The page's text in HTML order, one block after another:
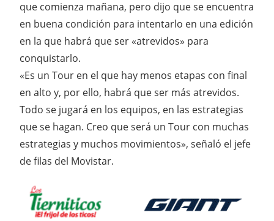
que comienza mañana, pero dijo que se encuentra
en buena condición para intentarlo en una edición
en la que habrá que ser «atrevidos» para
conquistarlo.
«Es un Tour en el que hay menos etapas con final
en alto y, por ello, habrá que ser más atrevidos.
Todo se jugará en los equipos, en las estrategias
que se hagan. Creo que será un Tour con muchas
estrategias y muchos movimientos», señaló el jefe
de filas del Movistar.